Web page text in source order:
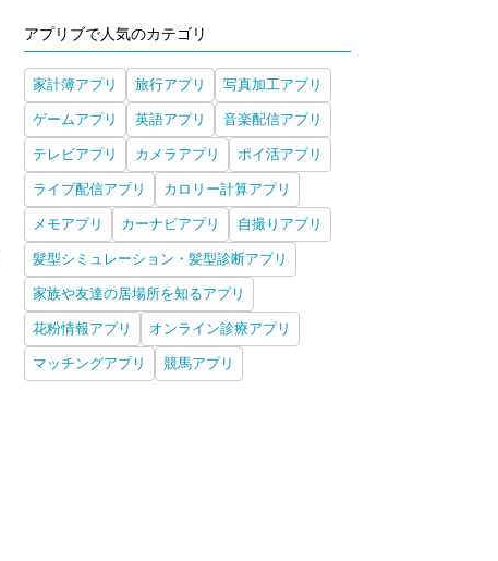
アプリブで人気のカテゴリ
家計簿アプリ 旅行アプリ 写真加工アプリ
ゲームアプリ 英語アプリ 音楽配信アプリ
テレビアプリ カメラアプリ ポイ活アプリ
ライブ配信アプリ カロリー計算アプリ
メモアプリ カーナビアプリ 自撮りアプリ
髪型シミュレーション・髪型診断アプリ
家族や友達の居場所を知るアプリ
花粉情報アプリ オンライン診療アプリ
マッチングアプリ 競馬アプリ